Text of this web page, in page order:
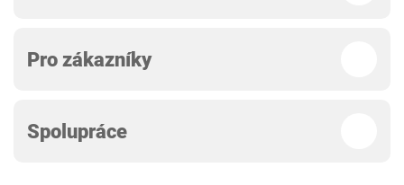
Pro zákazníky
Spolupráce